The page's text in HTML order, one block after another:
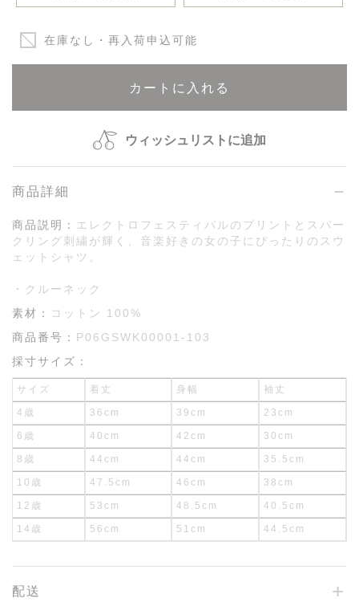
在庫なし・再入荷申込可能
カートに入れる
ウィッシュリストに追加
商品詳細
商品説明：
エレクトロフェスティバルのプリントとスパー
クリング刺繍が輝く、音楽好きの女の子にぴったりのスウ
ェットシャツ。
・クルーネック
素材：
コットン 100%
商品番号： P06GSWK00001-103
採寸サイズ：
サイズ 着丈 身幅 袖丈
4歳 36cm 39cm 23cm
6歳 40cm 42cm 30cm
8歳 44cm 44cm 35.5cm
10歳 47.5cm 46cm 38cm
12歳 53cm 48.5cm 40.5cm
14歳 56cm 51cm 44.5cm
配送